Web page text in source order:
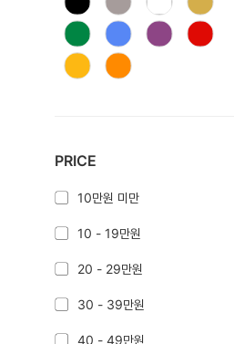
PRICE
10만원 미만
10 - 19만원
20 - 29만원
30 - 39만원
40 - 49만원